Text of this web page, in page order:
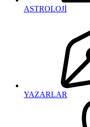
ASTROLOJİ
YAZARLAR